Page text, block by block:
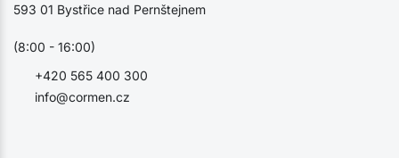
info@cormen.cz
+420 565 400 300
593 01 Bystřice nad Pernštejnem
(8:00 - 16:00)